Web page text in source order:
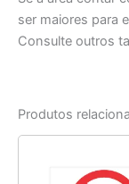
ser maiores para
Consulte outros
Produtos